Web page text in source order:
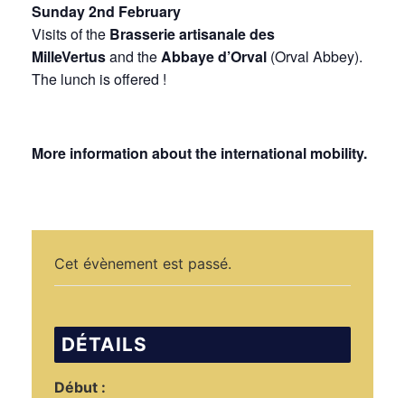
Sunday 2nd February
Visits of the Brasserie artisanale des
MilleVertusand theAbbaye d’Orval (Orval Abbey).
The lunch is offered !
More information about the international mobility.
Cet évènement est passé.
DÉTAILS
Début :